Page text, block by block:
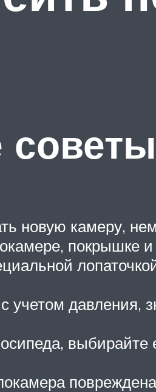
новую камеру,
покрышке
учетом давления,